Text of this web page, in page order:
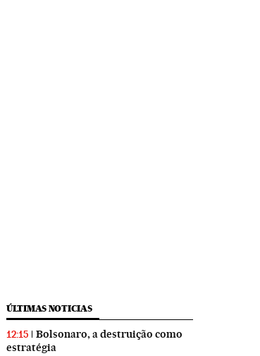
ÚLTIMAS NOTICIAS
12:15
Bolsonaro, a destruição como
estratégia